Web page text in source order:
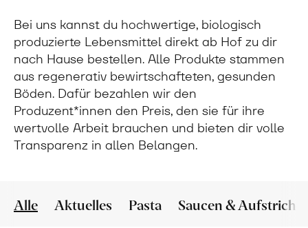
Bei uns kannst du hochwertige, biologisch
produzierte Lebensmittel direkt ab Hof zu dir
nach Hause bestellen. Alle Produkte stammen
aus regenerativ bewirtschafteten, gesunden
Böden. Dafür bezahlen wir den
Produzent*innen den Preis, den sie für ihre
wertvolle Arbeit brauchen und bieten dir volle
Transparenz in allen Belangen.
Alle Aktuelles Pasta Saucen & Aufstriche